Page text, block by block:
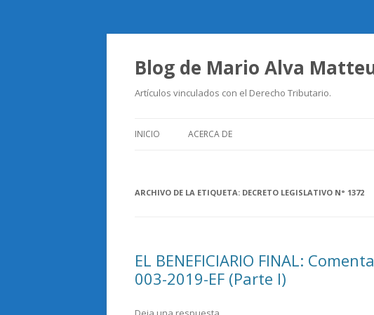
Blog de Mario Alva
Artículos vinculados con el Derecho Tributario.
INICIO ACERCA DE
ARCHIVO DE LA ETIQUETA: DECRETO LEGISLATIVO N° 1372
EL BENEFICIARIO FINAL:
003-2019-EF (Parte I)